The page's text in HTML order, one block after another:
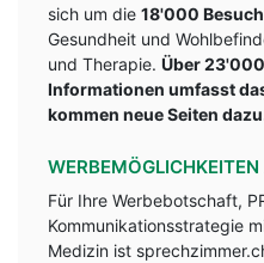
sich um die 18'000
Gesundheit und
und Therapie. Über
Informationen umfasst
kommen neue Seiten
Für Ihre Werbebotschaft,
Kommunikationsstrategie
Medizin ist